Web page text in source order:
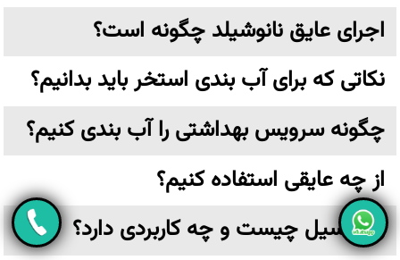
اجرای عایق نانوشیلد چگونه است؟
نکاتی که برای آب بندی استخر باید بدانیم؟
چگونه سرویس بهداشتی را آب بندی کنیم؟
از چه عایقی استفاده کنیم؟
زایکوسیل چیست و چه کاربردی دارد؟